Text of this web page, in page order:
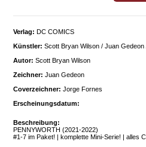
Verlag: DC COMICS
Künstler: Scott Bryan Wilson / Juan
Autor: Scott Bryan Wilson
Zeichner: Juan Gedeon
Coverzeichner: Jorge Fornes
Erscheinungsdatum:
Beschreibung:
PENNYWORTH (2021-2022)
#1-7 im Paket! | komplette Mini-Serie! | alles